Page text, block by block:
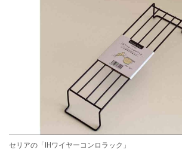
セリアの「IHワイヤーコンロラック」